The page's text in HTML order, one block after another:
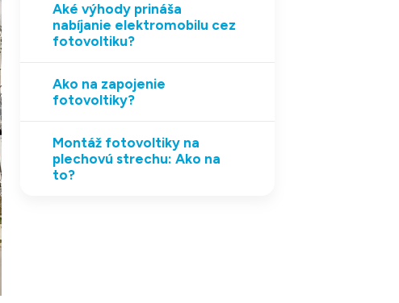
Aké výhody prináša
nabíjanie elektromobilu cez
fotovoltiku?
Ako na zapojenie
fotovoltiky?
Montáž fotovoltiky na
plechovú strechu: Ako na
to?